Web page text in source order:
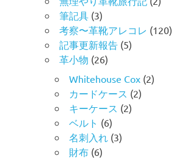
筆記具 (3)
考察〜革靴アレコレ (120)
記事更新報告 (5)
革小物 (26)
Whitehouse Cox (2)
カードケース (2)
キーケース (2)
ベルト (6)
名刺入れ (3)
財布 (6)